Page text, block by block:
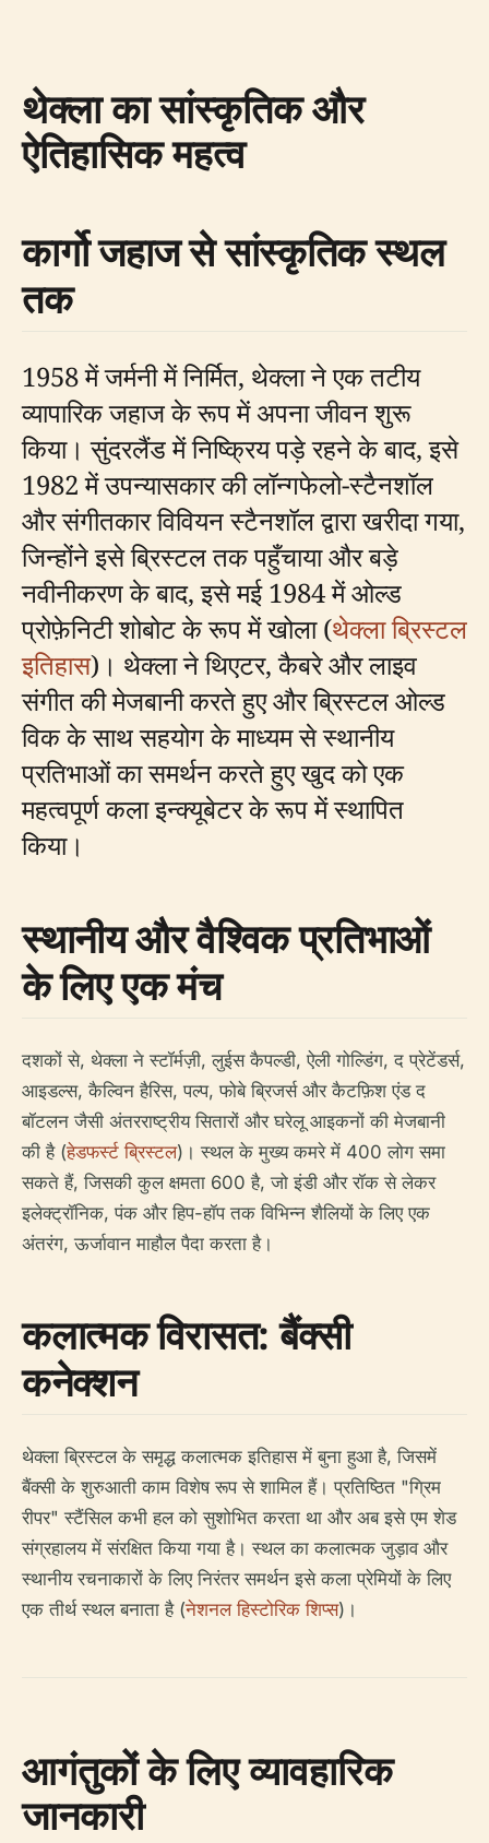
थेक्ला का सांस्कृतिक और
ऐतिहासिक महत्व
कार्गो जहाज से सांस्कृतिक स्थल
तक
1958 में जर्मनी में निर्मित, थेक्ला ने एक तटीय
व्यापारिक जहाज के रूप में अपना जीवन शुरू
किया। सुंदरलैंड में निष्क्रिय पड़े रहने के बाद, इसे
1982 में उपन्यासकार की लॉन्गफेलो-स्टैनशॉल
और संगीतकार विवियन स्टैनशॉल द्वारा खरीदा गया,
जिन्होंने इसे ब्रिस्टल तक पहुँचाया और बड़े
नवीनीकरण के बाद, इसे मई 1984 में ओल्ड
प्रोफ़ेनिटी शोबोट के रूप में खोला (थेक्ला ब्रिस्टल
इतिहास)। थेक्ला ने थिएटर, कैबरे और लाइव
संगीत की मेजबानी करते हुए और ब्रिस्टल ओल्ड
विक के साथ सहयोग के माध्यम से स्थानीय
प्रतिभाओं का समर्थन करते हुए खुद को एक
महत्वपूर्ण कला इन्क्यूबेटर के रूप में स्थापित
किया।
स्थानीय और वैश्विक प्रतिभाओं
के लिए एक मंच
दशकों से, थेक्ला ने स्टॉर्मज़ी, लुईस कैपल्डी, ऐली गोल्डिंग, द प्रेटेंडर्स,
आइडल्स, कैल्विन हैरिस, पल्प, फोबे ब्रिजर्स और कैटफ़िश एंड द
बॉटलन जैसी अंतरराष्ट्रीय सितारों और घरेलू आइकनों की मेजबानी
की है (हेडफर्स्ट ब्रिस्टल)। स्थल के मुख्य कमरे में 400 लोग समा
सकते हैं, जिसकी कुल क्षमता 600 है, जो इंडी और रॉक से लेकर
इलेक्ट्रॉनिक, पंक और हिप-हॉप तक विभिन्न शैलियों के लिए एक
अंतरंग, ऊर्जावान माहौल पैदा करता है।
कलात्मक विरासत: बैंक्सी
कनेक्शन
थेक्ला ब्रिस्टल के समृद्ध कलात्मक इतिहास में बुना हुआ है, जिसमें
बैंक्सी के शुरुआती काम विशेष रूप से शामिल हैं। प्रतिष्ठित "ग्रिम
रीपर" स्टैंसिल कभी हल को सुशोभित करता था और अब इसे एम शेड
संग्रहालय में संरक्षित किया गया है। स्थल का कलात्मक जुड़ाव और
स्थानीय रचनाकारों के लिए निरंतर समर्थन इसे कला प्रेमियों के लिए
एक तीर्थ स्थल बनाता है (नेशनल हिस्टोरिक शिप्स)।
आगंतुकों के लिए व्यावहारिक
जानकारी